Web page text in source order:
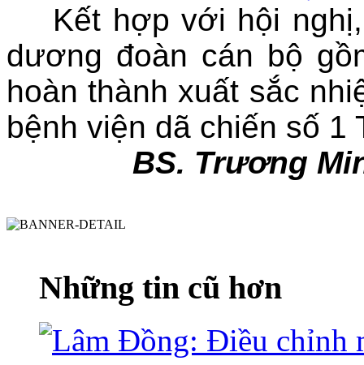
Kết hợp với hội nghị,
dương đoàn cán bộ
hoàn thành xuất sắc
bệnh viện dã chiến số
BS. Trương
Những tin cũ hơn